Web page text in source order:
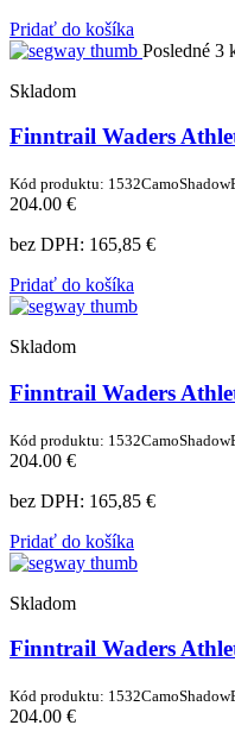
Pridať do košíka
Posledné 3
Skladom
Finntrail Waders
Kód produktu:
204.00 €
bez DPH: 165,85 €
Pridať do košíka
Skladom
Finntrail Waders
Kód produktu:
204.00 €
bez DPH: 165,85 €
Pridať do košíka
Skladom
Finntrail Waders
Kód produktu:
204.00 €